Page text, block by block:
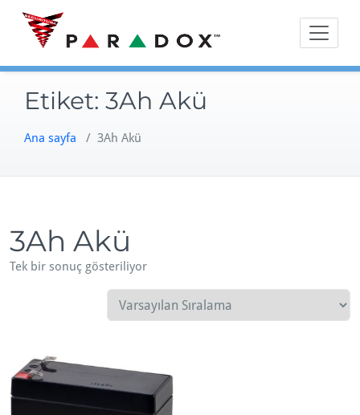
Skip
content
Etiket: 3Ah Akü
Ana sayfa / 3Ah Akü
3Ah Akü
Tek bir sonuç gösteriliyor